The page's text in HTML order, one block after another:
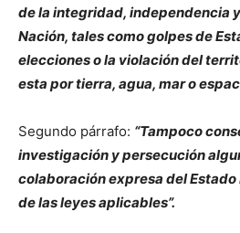
de la integridad, independencia
Nación, tales como golpes de
elecciones o la violación del
esta por tierra, agua, mar o
Segundo párrafo: “Tampoco
investigación y persecución
colaboración expresa del
de las leyes aplicables”.